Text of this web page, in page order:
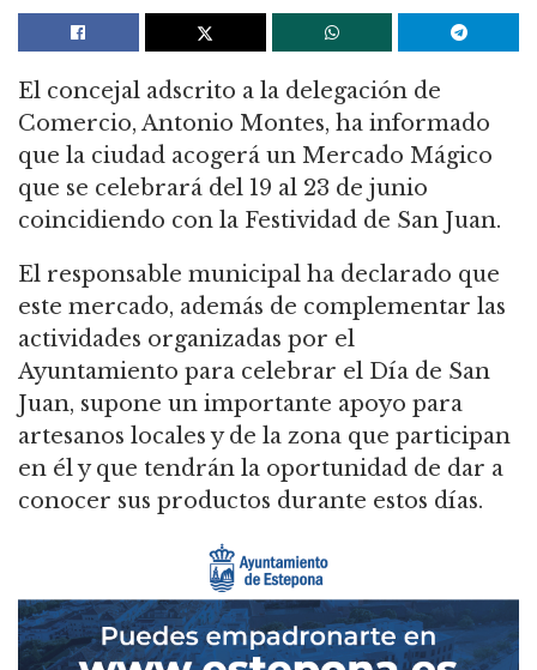
El concejal adscrito a la delegación de
Comercio, Antonio Montes, ha informado
que la ciudad acogerá un Mercado Mágico
que se celebrará del 19 al 23 de junio
coincidiendo con la Festividad de San Juan.
El responsable municipal ha declarado que
este mercado, además de complementar las
actividades organizadas por el
Ayuntamiento para celebrar el Día de San
Juan, supone un importante apoyo para
artesanos locales y de la zona que participan
en él y que tendrán la oportunidad de dar a
conocer sus productos durante estos días.